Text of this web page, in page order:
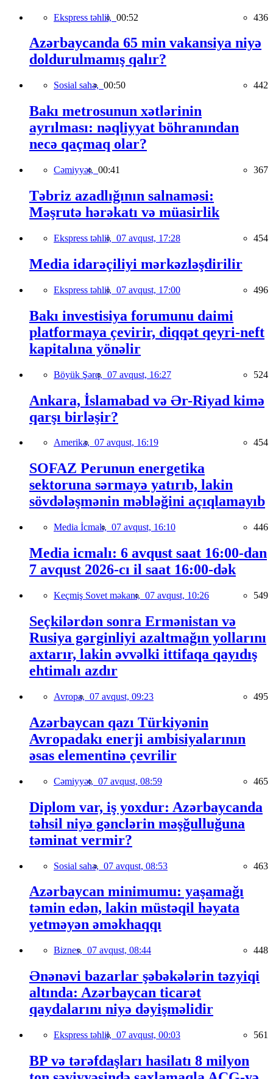
Ekspress təhlil, 00:52 436
Azərbaycanda 65 min vakansiya niyə
doldurulmamış qalır?
Sosial sahə, 00:50 442
Bakı metrosunun xətlərinin
ayrılması: nəqliyyat böhranından
necə qaçmaq olar?
Cəmiyyət, 00:41 367
Təbriz azadlığının salnaməsi:
Məşrutə hərəkatı və müasirlik
Ekspress təhlil, 07 avqust, 17:28 454
Media idarəçiliyi mərkəzləşdirilir
Ekspress təhlil, 07 avqust, 17:00 496
Bakı investisiya forumunu daimi
platformaya çevirir, diqqət qeyri-neft
kapitalına yönəlir
Böyük Şərq, 07 avqust, 16:27 524
Ankara, İslamabad və Ər-Riyad kimə
qarşı birləşir?
Amerika, 07 avqust, 16:19 454
SOFAZ Perunun energetika
sektoruna sərmayə yatırıb, lakin
sövdələşmənin məbləğini açıqlamayıb
Media İcmalı, 07 avqust, 16:10 446
Media icmalı: 6 avqust saat 16:00-dan
7 avqust 2026-cı il saat 16:00-dək
Keçmiş Sovet məkanı, 07 avqust, 10:26 549
Seçkilərdən sonra Ermənistan və
Rusiya gərginliyi azaltmağın yollarını
axtarır, lakin əvvəlki ittifaqa qayıdış
ehtimalı azdır
Avropa, 07 avqust, 09:23 495
Azərbaycan qazı Türkiyənin
Avropadakı enerji ambisiyalarının
əsas elementinə çevrilir
Cəmiyyət, 07 avqust, 08:59 465
Diplom var, iş yoxdur: Azərbaycanda
təhsil niyə gənclərin məşğulluğuna
təminat vermir?
Sosial sahə, 07 avqust, 08:53 463
Azərbaycan minimumu: yaşamağı
təmin edən, lakin müstəqil həyata
yetməyən əməkhaqqı
Biznes, 07 avqust, 08:44 448
Ənənəvi bazarlar şəbəkələrin təzyiqi
altında: Azərbaycan ticarət
qaydalarını niyə dəyişməlidir
Ekspress təhlil, 07 avqust, 00:03 561
BP və tərəfdaşları hasilatı 8 milyon